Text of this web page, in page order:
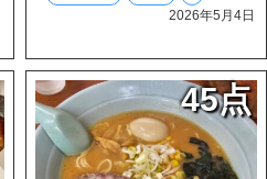
2026年5月4日
45点